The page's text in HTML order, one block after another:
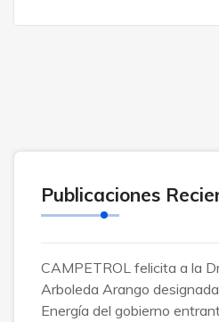
Publicaciones
CAMPETROL felicita a la
Arboleda Arango
Energía del gobierno